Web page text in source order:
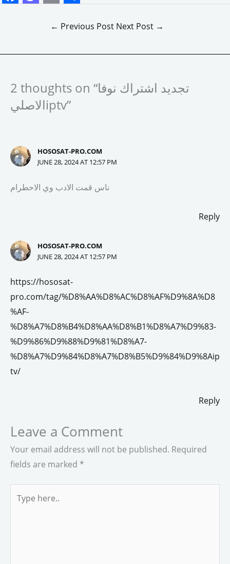
F
e
o
o
M
t
o
d
o
E
m
i
S
h
r
← Previous Post Next Post →
2 thoughts on “تجديد اشتراك نوفا
الاصليiptv”
HOSOSAT-PRO.COM
JUNE 28, 2024 AT 12:57 PM
ناس قمت الادب وي الاحطرام
Reply
HOSOSAT-PRO.COM
JUNE 28, 2024 AT 12:57 PM
https://hososat-
pro.com/tag/%D8%AA%D8%AC%D8%AF%D9%8A%D8
%AF-
%D8%A7%D8%B4%D8%AA%D8%B1%D8%A7%D9%83-
%D9%86%D9%88%D9%81%D8%A7-
%D8%A7%D9%84%D8%A7%D8%B5%D9%84%D9%8Aip
tv/
Reply
Leave a Comment
Your email address will not be published. Required
fields are marked *
here..